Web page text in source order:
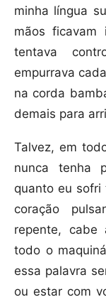
minha língua
mãos ficavam
tentava
empurrava
na corda
demais para
Talvez, em
nunca tenha
quanto eu sofri
coração
repente, cabe
todo o
essa palavra
ou estar com